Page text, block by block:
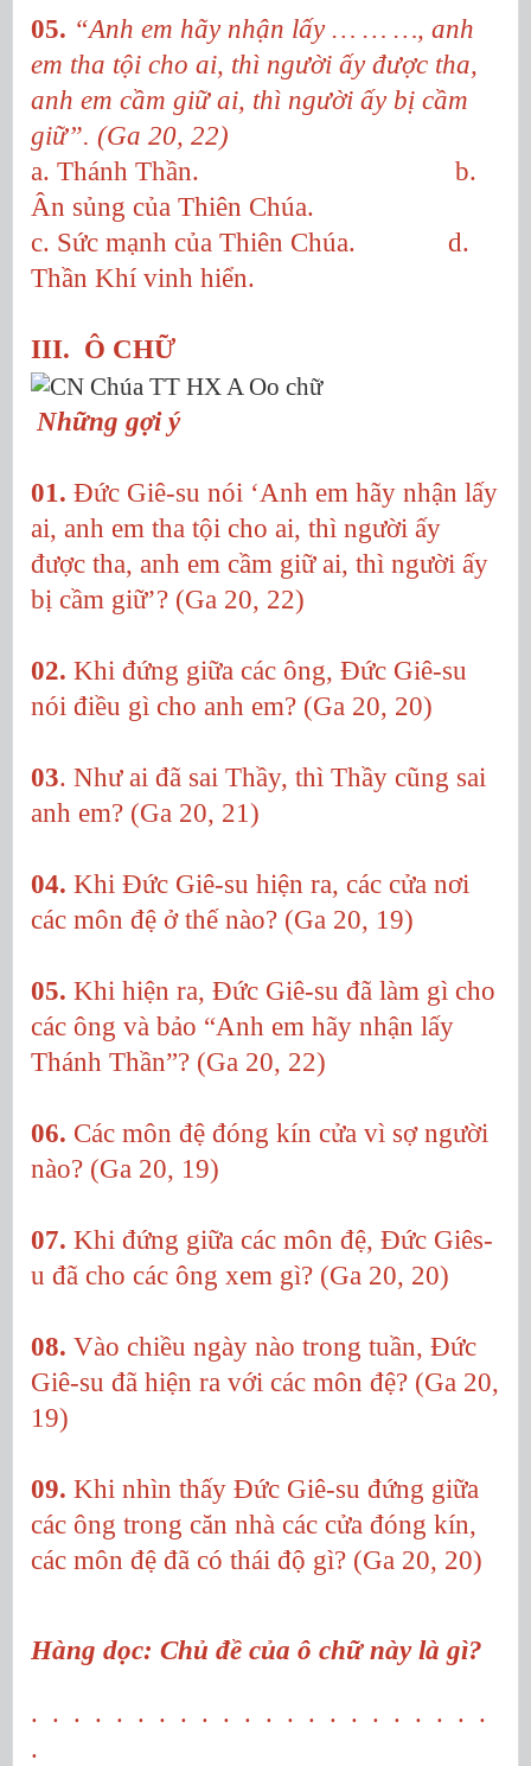
05. “Anh em hãy nhận lấy … … …, anh
em tha tội cho ai, thì người ấy được tha,
anh em cầm giữ ai, thì người ấy bị cầm
giữ”. (Ga 20, 22)
a. Thánh Thần. b.
Ân sủng của Thiên Chúa.
c. Sức mạnh của Thiên Chúa. d.
Thần Khí vinh hiển.
III. Ô CHỮ
Những gợi ý
01. Đức Giê-su nói ‘Anh em hãy nhận lấy
ai, anh em tha tội cho ai, thì người ấy
được tha, anh em cầm giữ ai, thì người ấy
bị cầm giữ’? (Ga 20, 22)
02. Khi đứng giữa các ông, Đức Giê-su
nói điều gì cho anh em? (Ga 20, 20)
03. Như ai đã sai Thầy, thì Thầy cũng sai
anh em? (Ga 20, 21)
04. Khi Đức Giê-su hiện ra, các cửa nơi
các môn đệ ở thế nào? (Ga 20, 19)
05. Khi hiện ra, Đức Giê-su đã làm gì cho
các ông và bảo “Anh em hãy nhận lấy
Thánh Thần”? (Ga 20, 22)
06. Các môn đệ đóng kín cửa vì sợ người
nào? (Ga 20, 19)
07. Khi đứng giữa các môn đệ, Đức Giês-
u đã cho các ông xem gì? (Ga 20, 20)
08. Vào chiều ngày nào trong tuần, Đức
Giê-su đã hiện ra với các môn đệ? (Ga 20,
19)
09. Khi nhìn thấy Đức Giê-su đứng giữa
các ông trong căn nhà các cửa đóng kín,
các môn đệ đã có thái độ gì? (Ga 20, 20)
Hàng dọc: Chủ đề của ô chữ này là gì?
. . . . . . . . . . . . . . . . . . . . . .
.